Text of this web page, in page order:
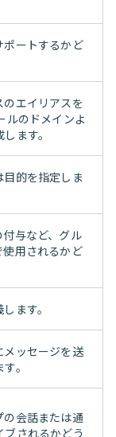
ポートするかど
のエイリアスを
ルのドメインよ
ます。
的を指定しま
付与など、グル
使用されるかど
ます。
メッセージを送
。
会話または通
ブされるかどう